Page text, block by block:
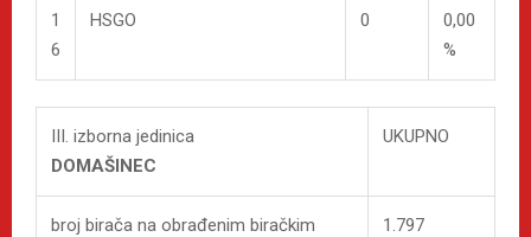
1
6
HSGO 0
0,00
%
III. izborna jedinica
DOMAŠINEC
UKUPNO
broj birača na obrađenim biračkim
1.797